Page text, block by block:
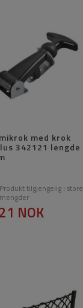
med krok
342121 lengde
Produkt tilgjengelig i store
mengder
NOK